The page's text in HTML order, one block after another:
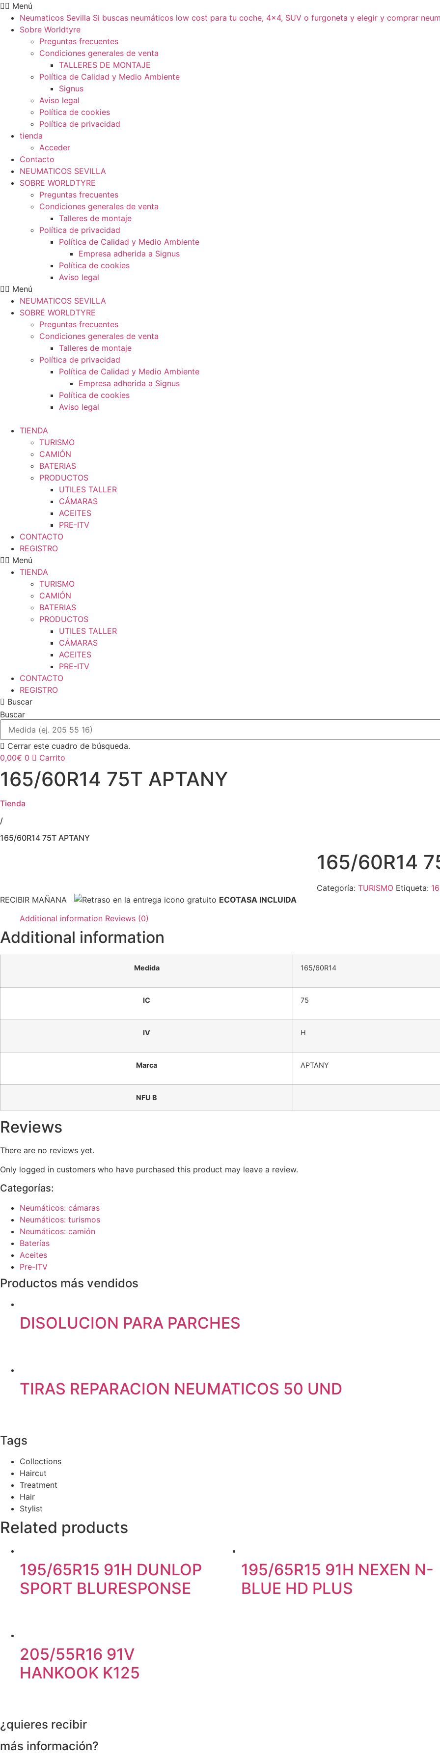
Ir
contenido
Menú
Neumaticos Sevilla Si buscas neumáticos low cost para tu coche, 4×4, SUV o furgoneta y elegir y comprar
Sobre Worldtyre
Preguntas frecuentes
Condiciones generales de venta
TALLERES DE MONTAJE
Política de Calidad y Medio Ambiente
Signus
Aviso legal
Política de cookies
Política de privacidad
tienda
Acceder
Contacto
NEUMATICOS SEVILLA
SOBRE WORLDTYRE
Preguntas frecuentes
Condiciones generales de venta
Talleres de montaje
Política de privacidad
Política de Calidad y Medio Ambiente
Empresa adherida a Signus
Política de cookies
Aviso legal
Menú
NEUMATICOS SEVILLA
SOBRE WORLDTYRE
Preguntas frecuentes
Condiciones generales de venta
Talleres de montaje
Política de privacidad
Política de Calidad y Medio Ambiente
Empresa adherida a Signus
Política de cookies
Aviso legal
TIENDA
TURISMO
CAMIÓN
BATERIAS
PRODUCTOS
UTILES TALLER
CÁMARAS
ACEITES
PRE-ITV
CONTACTO
REGISTRO
Menú
TIENDA
TURISMO
CAMIÓN
BATERIAS
PRODUCTOS
UTILES TALLER
CÁMARAS
ACEITES
PRE-ITV
CONTACTO
REGISTRO
Buscar
Buscar
Cerrar este cuadro de búsqueda.
0,00€ 0 Carrito
165/60R14 75T APTANY
Tienda
/
165/60R14 75T APTANY
165/60R14
Categoría: TURISMO Etiqueta:
RECIBIR MAÑANA
ECOTASA INCLUIDA
Additional information Reviews (0)
Additional information
Medida 165/60R14
IC 75
IV H
Marca APTANY
NFU B
Reviews
There are no reviews yet.
Only logged in customers who have purchased this product may leave a review.
Categorías:
Neumáticos: cámaras
Neumáticos: turismos
Neumáticos: camión
Baterías
Aceites
Pre-ITV
Productos más vendidos
DISOLUCION PARA PARCHES
TIRAS REPARACION NEUMATICOS 50 UND
Tags
Collections
Haircut
Treatment
Hair
Stylist
Related products
195/65R15 91H DUNLOP
SPORT BLURESPONSE
195/65R15 91H NEXEN N-
BLUE HD PLUS
205/55R16 91V
HANKOOK K125
¿quieres recibir
más información?